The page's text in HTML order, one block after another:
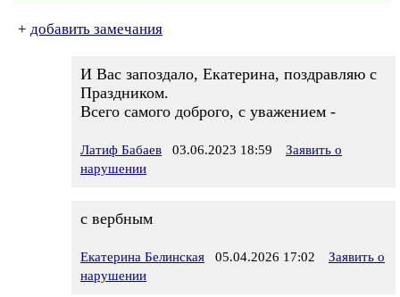
+ добавить замечания
И Вас запоздало, Екатерина, поздравляю с
Праздником.
Всего самого доброго, с уважением -
Латиф Бабаев 03.06.2023 18:59
Заявить о
нарушении
с вербным
Екатерина Белинская 05.04.2026 17:02
Заявить о
нарушении